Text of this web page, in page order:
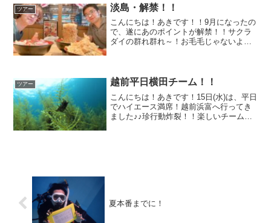
ておりま...
ツアー 淡島・解禁！！
こんにちは！あきです！！9月になったの
で、遂にあのポイントが解禁！！サクラ
ダイの群れ群れ～！お毛毛じゃないよ？
ソギンチャク畑...
ツアー 越前平日横田チーム！！
こんにちは！あきです！15日(水)は、平日
でハイエース満席！越前浜富へ行ってき
ました♪♪珍行動炸裂！！楽しいチームで1
夏本番までに！